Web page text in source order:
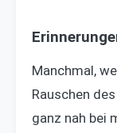
Manchmal,
Rauschen
ganz nah bei